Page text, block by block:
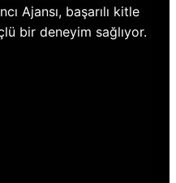
Ajansı, başarılı kitle
bir deneyim sağlıyor.